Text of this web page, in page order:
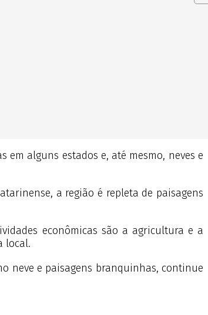
alguns estados e, até mesmo, neves e
a região é repleta de paisagens
econômicas são a agricultura e a
local.
neve e paisagens branquinhas, continue